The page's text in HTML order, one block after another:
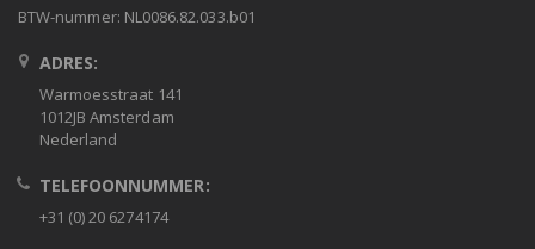
BTW-nummer: NL0086.82.033.b01
ADRES:
Warmoesstraat 141
1012JB Amsterdam
Nederland
TELEFOONNUMMER:
+31 (0) 20 6274174